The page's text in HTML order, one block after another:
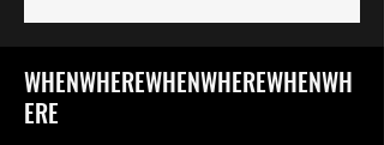
WHENWHEREWHENWHEREWHENWH
ERE